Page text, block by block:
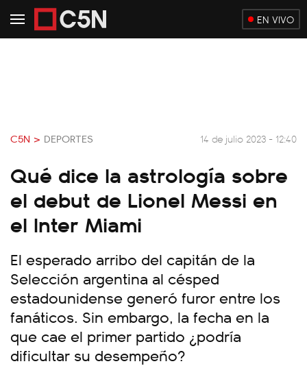
EN VIVO
C5N > DEPORTES 14 de julio 2023 - 12:40
Qué dice la astrología sobre
el debut de Lionel Messi en
el Inter Miami
El esperado arribo del capitán de la
Selección argentina al césped
estadounidense generó furor entre los
fanáticos. Sin embargo, la fecha en la
que cae el primer partido ¿podría
dificultar su desempeño?